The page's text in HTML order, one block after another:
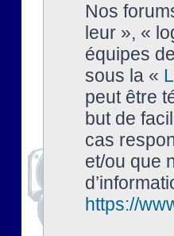
Nos
leur », «
équipes
sous la «
peut être
but de
cas
et/ou que
https://